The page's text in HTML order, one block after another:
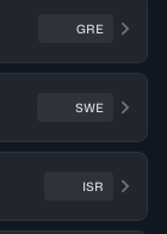
GRE
SWE
ISR